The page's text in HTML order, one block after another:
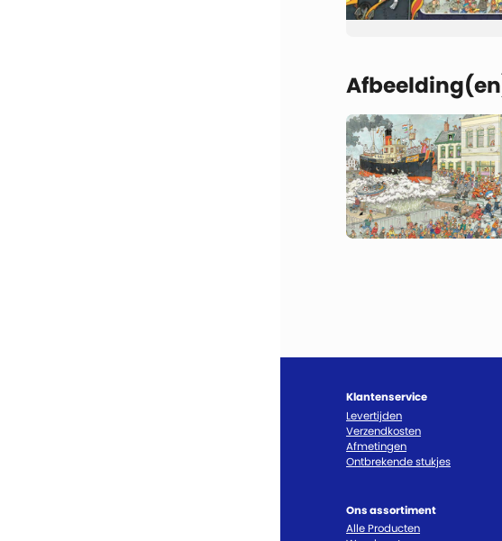
Klantenservice
Levertijden
Verzendkosten
Afmetingen
Ontbrekende stukjes
Ons assortiment
Alle Producten